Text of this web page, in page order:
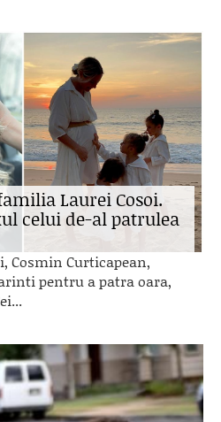
Laurei Cosoi.
celui de-al patrulea
Cosmin Curticapean,
pentru a patra oara,